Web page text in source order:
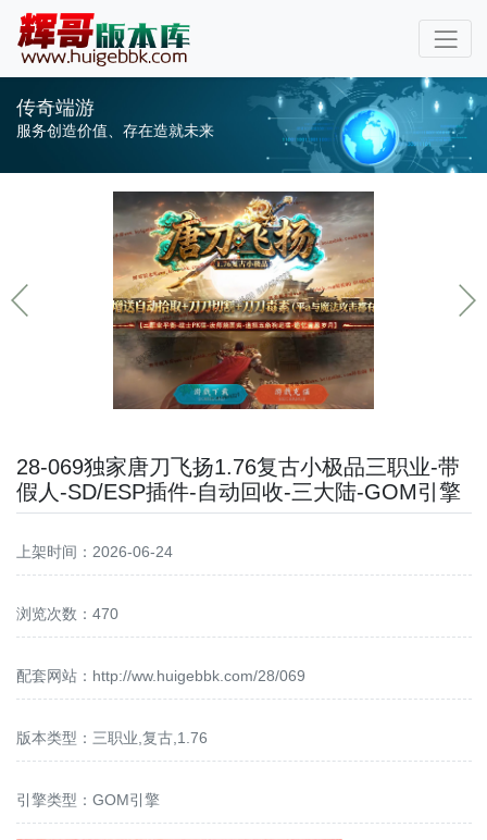
传奇端游
服务创造价值、存在造就未来
28-069独家唐刀飞扬1.76复古小极品三职业-带
假人-SD/ESP插件-自动回收-三大陆-GOM引擎
上架时间：2026-06-24
浏览次数：470
配套网站： http://ww.huigebbk.com/28/069
版本类型：三职业,复古,1.76
引擎类型：GOM引擎